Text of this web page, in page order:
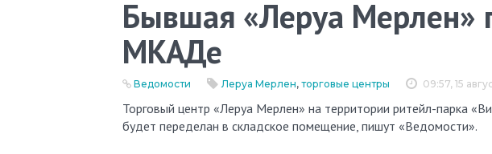
Бывшая «Леруа Мерлен»
МКАДе
09:57, 15
Ведомости Леруа Мерлен, торговые центры
Торговый центр «Леруа Мерлен» на территории ритейл-парка «Видное парк», который не успели достроить,
будет переделан в складское помещение, пишут «Ведомости».